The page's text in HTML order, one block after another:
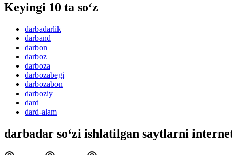
Keyingi 10 ta so‘z
darbadarlik
darband
darbon
darboz
darboza
darbozabegi
darbozabon
darboziy
dard
dard-alam
darbadar so‘zi ishlatilgan saytlarni